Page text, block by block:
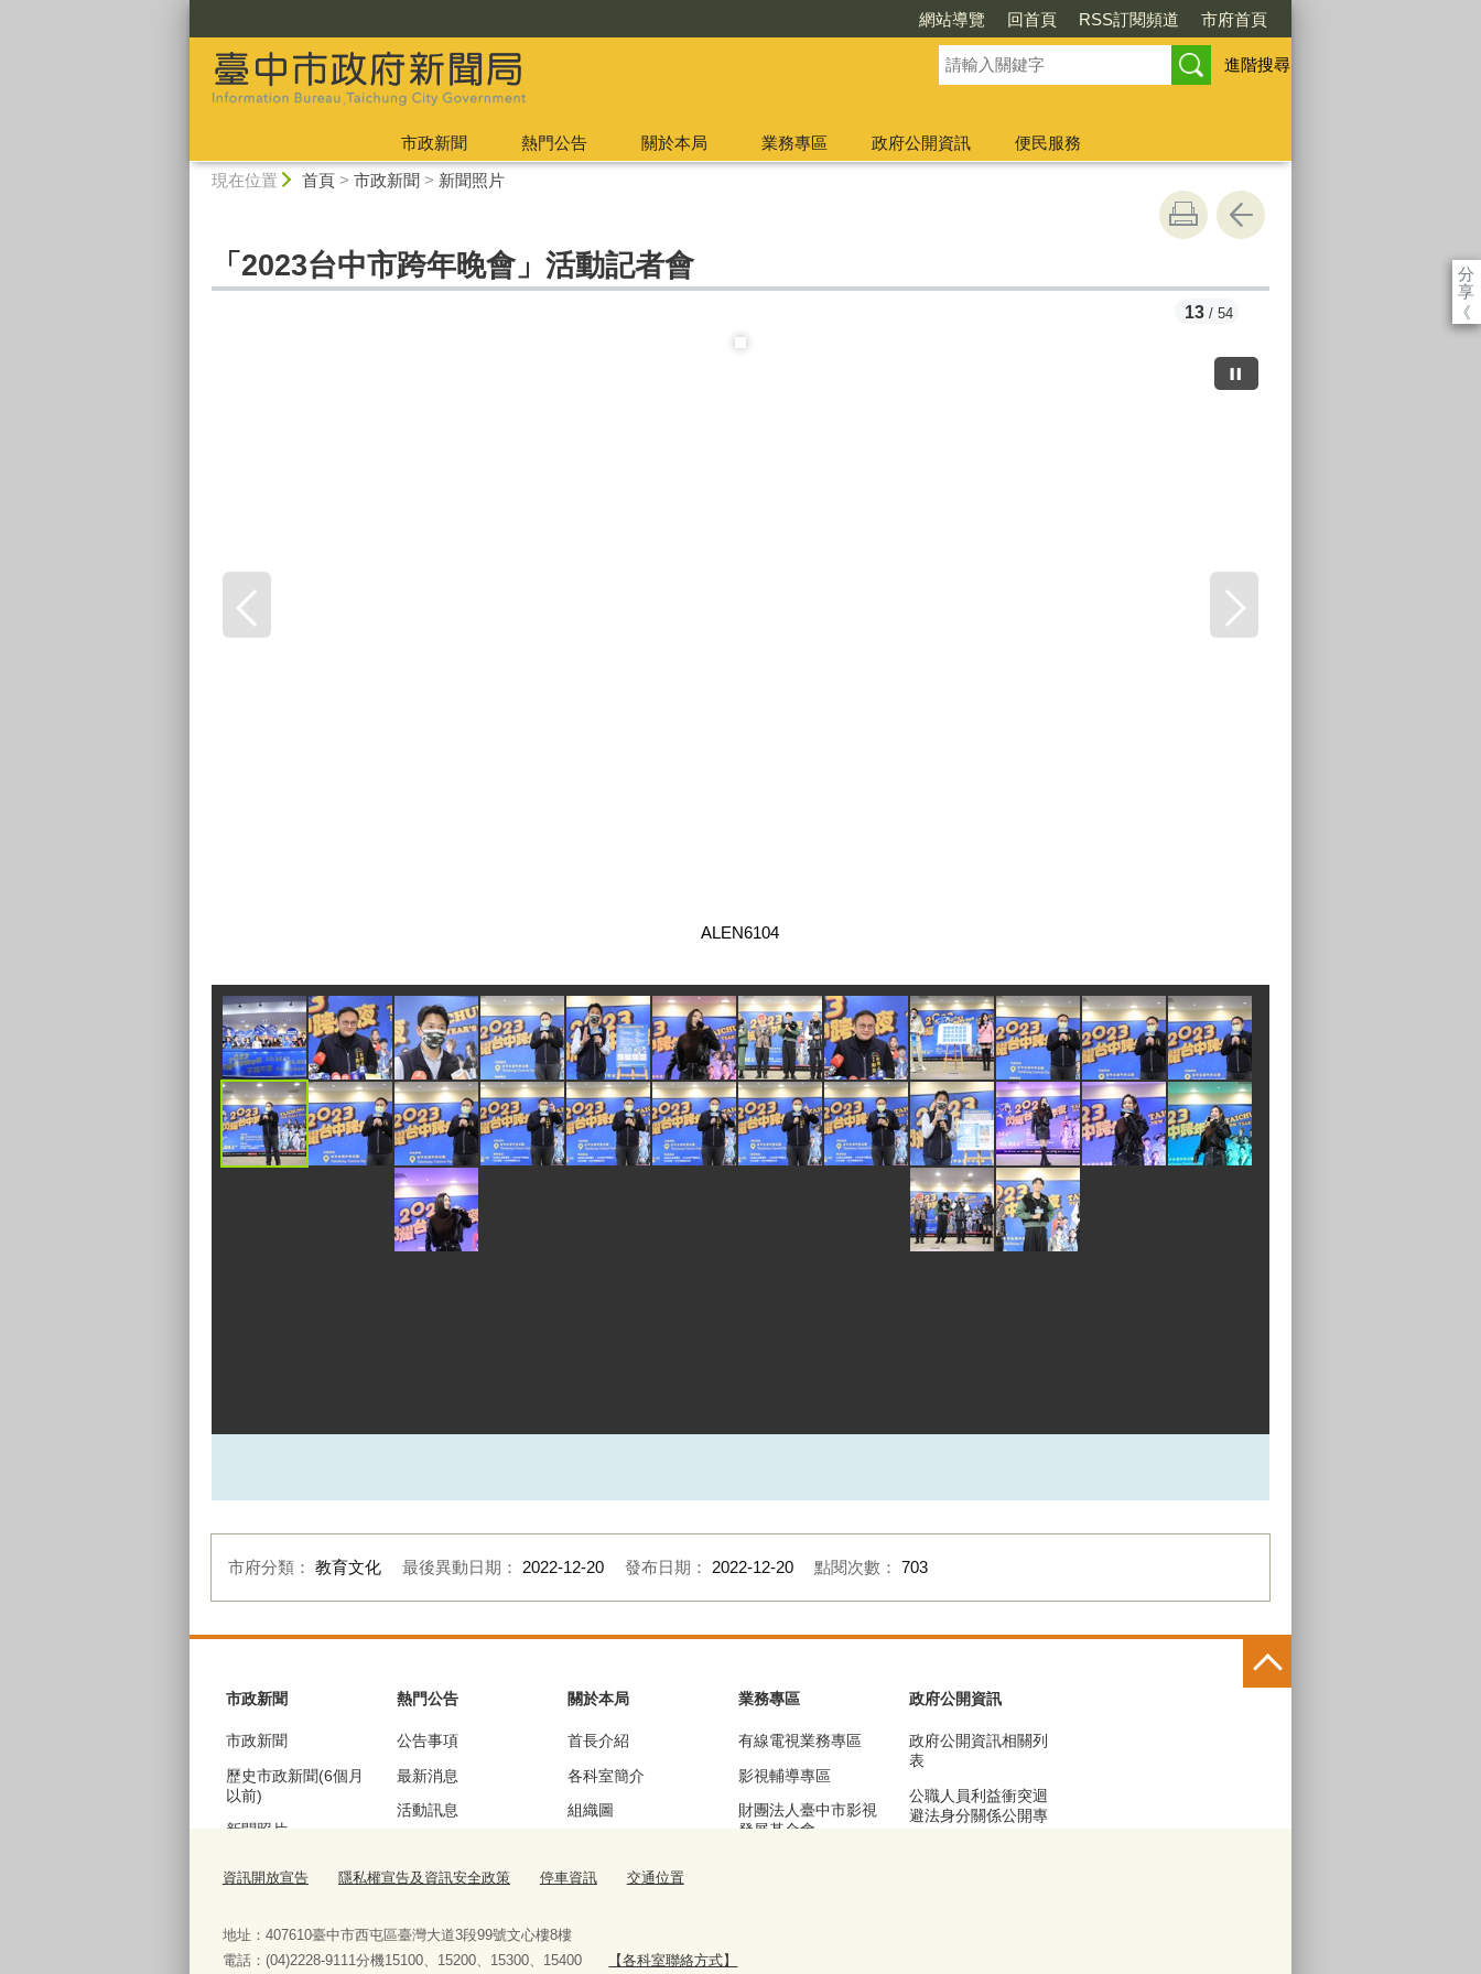
網站導覽 回首頁 RSS訂閱頻道 市府首頁
進階搜尋
市政新聞 熱門公告 關於本局 業務專區 政府公開資訊
便民服務
現在位置 首頁> 市政新聞 > 新聞照片
分
享
《
「2023台中市跨年晚會」活動記者會
ALEN6104
13 / 54
市府分類： 教育文化 最後異動日期： 2022-12-20 發布日期： 2022-12-20 點閱次數： 703
市政新聞
市政新聞
歷史市政新聞(6個月
以前)
新聞照片
以前)
熱門公告
公告事項
最新消息
活動訊息
公聽會訊息
關於本局
首長介紹
各科室簡介
組織圖
交通位置
業務專區
有線電視業務專區
影視輔導專區
財團法人臺中市影視
發展基金會
政府公開資訊
政府公開資訊相關列
表
公職人員利益衝突迴
避法身分關係公開專
資訊開放宣告 隱私權宣告及資訊安全政策 停車資訊 交通位置
地址：407610臺中市西屯區臺灣大道3段99號文心樓8樓
電話：(04)2228-9111分機15100、15200、15300、15400
【各科室聯絡方式】